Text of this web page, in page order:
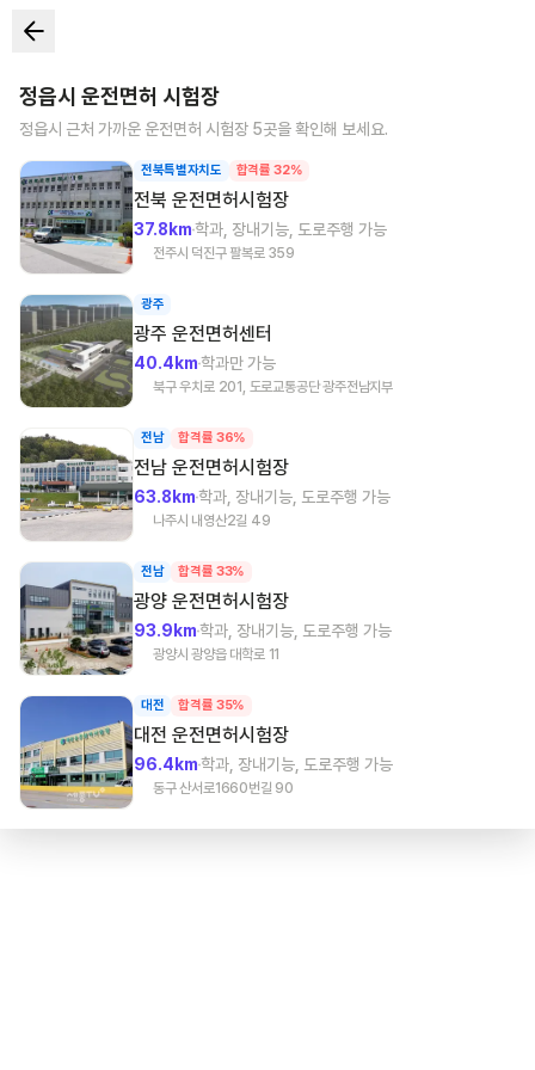
정읍시 운전면허 시험장
정읍시 근처 가까운 운전면허 시험장 5곳을 확인해 보세요.
전북특별자치도 합격률 32%
전북 운전면허시험장
37.8km학과, 장내기능, 도로주행 가능
전주시 덕진구 팔복로 359
광주
광주 운전면허센터
40.4km학과만 가능
북구 우치로 201, 도로교통공단 광주전남지부
전남 합격률 36%
전남 운전면허시험장
63.8km학과, 장내기능, 도로주행 가능
나주시 내영산2길 49
전남 합격률 33%
광양 운전면허시험장
93.9km학과, 장내기능, 도로주행 가능
광양시 광양읍 대학로 11
대전 합격률 35%
대전 운전면허시험장
96.4km학과, 장내기능, 도로주행 가능
동구 산서로1660번길 90